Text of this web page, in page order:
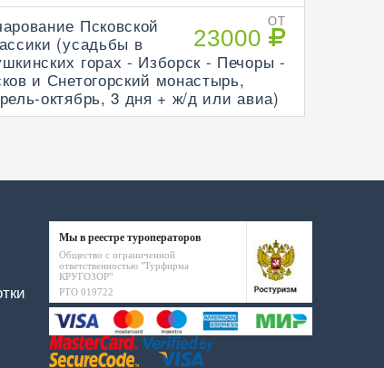
ОТ
23000
Псковской
(усадьбы в
горах - Изборск - Печоры -
и Снетогорский монастырь,
октябрь, 3 дня + ж/д или авиа)
Мы в реестре туроператоров
Общество с ограниченной
ответственностью "Турфирма
КРУГОЗОР"
РТО 019722